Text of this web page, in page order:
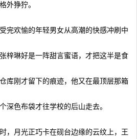
外狰狞。
欢愉的年轻男女从高潮的快感冲刷中
梓琳好是一阵甜言蜜语，才把这半是食
库刚才留下的痕迹，他又在最顶层那箱
深色布袋才往学校的后山走去。
月光正巧卡在砚台边缘的云纹上，王